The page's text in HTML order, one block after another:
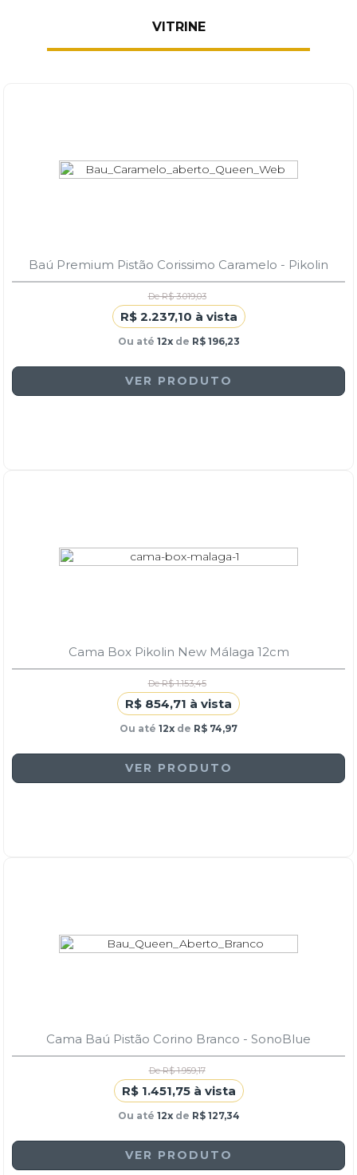
VITRINE
Baú Premium Pistão Corissimo Caramelo - Pikolin
De R$ 3.019,03
R$ 2.237,10 à vista
Ou até 12xde R$ 196,23
VER PRODUTO
Cama Box Pikolin New Málaga 12cm
De R$ 1.153,45
R$ 854,71 à vista
Ou até 12x de R$ 74,97
VER PRODUTO
Cama Baú Pistão Corino Branco - SonoBlue
De R$ 1.959,17
R$ 1.451,75 à vista
Ou até 12xde R$ 127,34
VER PRODUTO